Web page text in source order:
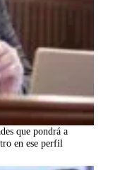
que pondrá a
en ese perfil